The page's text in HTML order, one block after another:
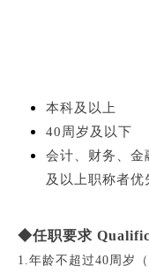
本科及以上
40周岁及以下
会计、财务、金
及以上职称者优
◆任职要求
1.年龄不超过40周岁（